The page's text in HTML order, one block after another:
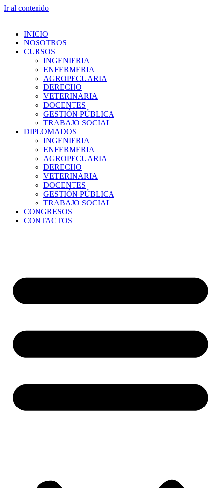
Ir al contenido
INICIO
NOSOTROS
CURSOS
INGENIERIA
ENFERMERIA
AGROPECUARIA
DERECHO
VETERINARIA
DOCENTES
GESTIÓN PÚBLICA
TRABAJO SOCIAL
DIPLOMADOS
INGENIERIA
ENFERMERIA
AGROPECUARIA
DERECHO
VETERINARIA
DOCENTES
GESTIÓN PÚBLICA
TRABAJO SOCIAL
CONGRESOS
CONTACTOS